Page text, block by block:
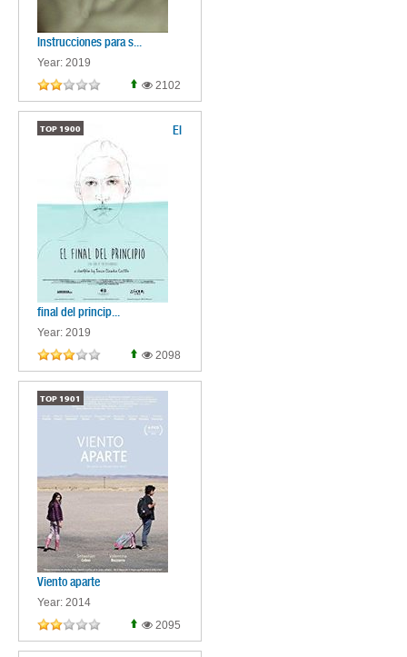
Instrucciones para s...
Year: 2019
2102
TOP 1900 El
final del princip...
Year: 2019
2098
TOP 1901
Viento aparte
Year: 2014
2095